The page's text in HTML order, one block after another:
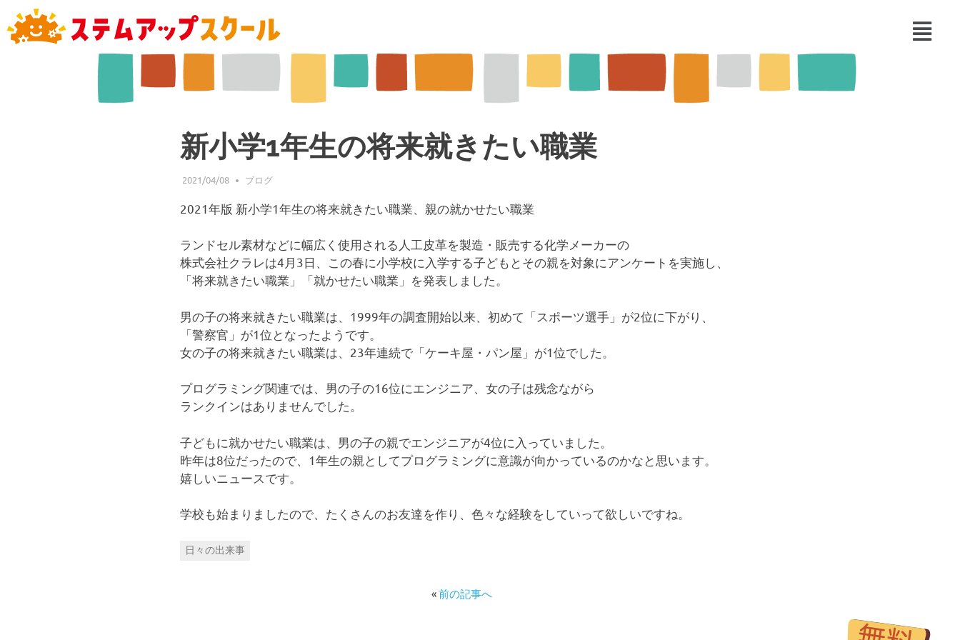
新小学1年生の将来就きたい職業
2021/04/08 ステムアップスクール管理
ブログ
2021年版 新小学1年生の将来就きたい職業、親の就かせたい職業
ランドセル素材などに幅広く使用される人工皮革を製造・販売する化学メーカーの
株式会社クラレは4月3日、この春に小学校に入学する子どもとその親を対象にアンケートを実施し、
「将来就きたい職業」「就かせたい職業」を発表しました。
男の子の将来就きたい職業は、1999年の調査開始以来、初めて「スポーツ選手」が2位に下がり、
「警察官」が1位となったようです。
女の子の将来就きたい職業は、23年連続で「ケーキ屋・パン屋」が1位でした。
プログラミング関連では、男の子の16位にエンジニア、女の子は残念ながら
ランクインはありませんでした。
子どもに就かせたい職業は、男の子の親でエンジニアが4位に入っていました。
昨年は8位だったので、1年生の親としてプログラミングに意識が向かっているのかなと思います。
嬉しいニュースです。
学校も始まりましたので、たくさんのお友達を作り、色々な経験をしていって欲しいですね。
日々の出来事
«前の記事へ